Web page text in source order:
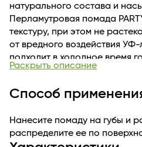
натурального состава и
Перламутровая помада
текстуру, при этом не
от вредного воздействия
подходит в холодное время
увлажняя и питая губы как
слоя. Цветовая палитра
гаммой сатиновых,
суперперламутровых
Раскрыть описание
Способ
Нанесите помаду на губы и
распределите ее по